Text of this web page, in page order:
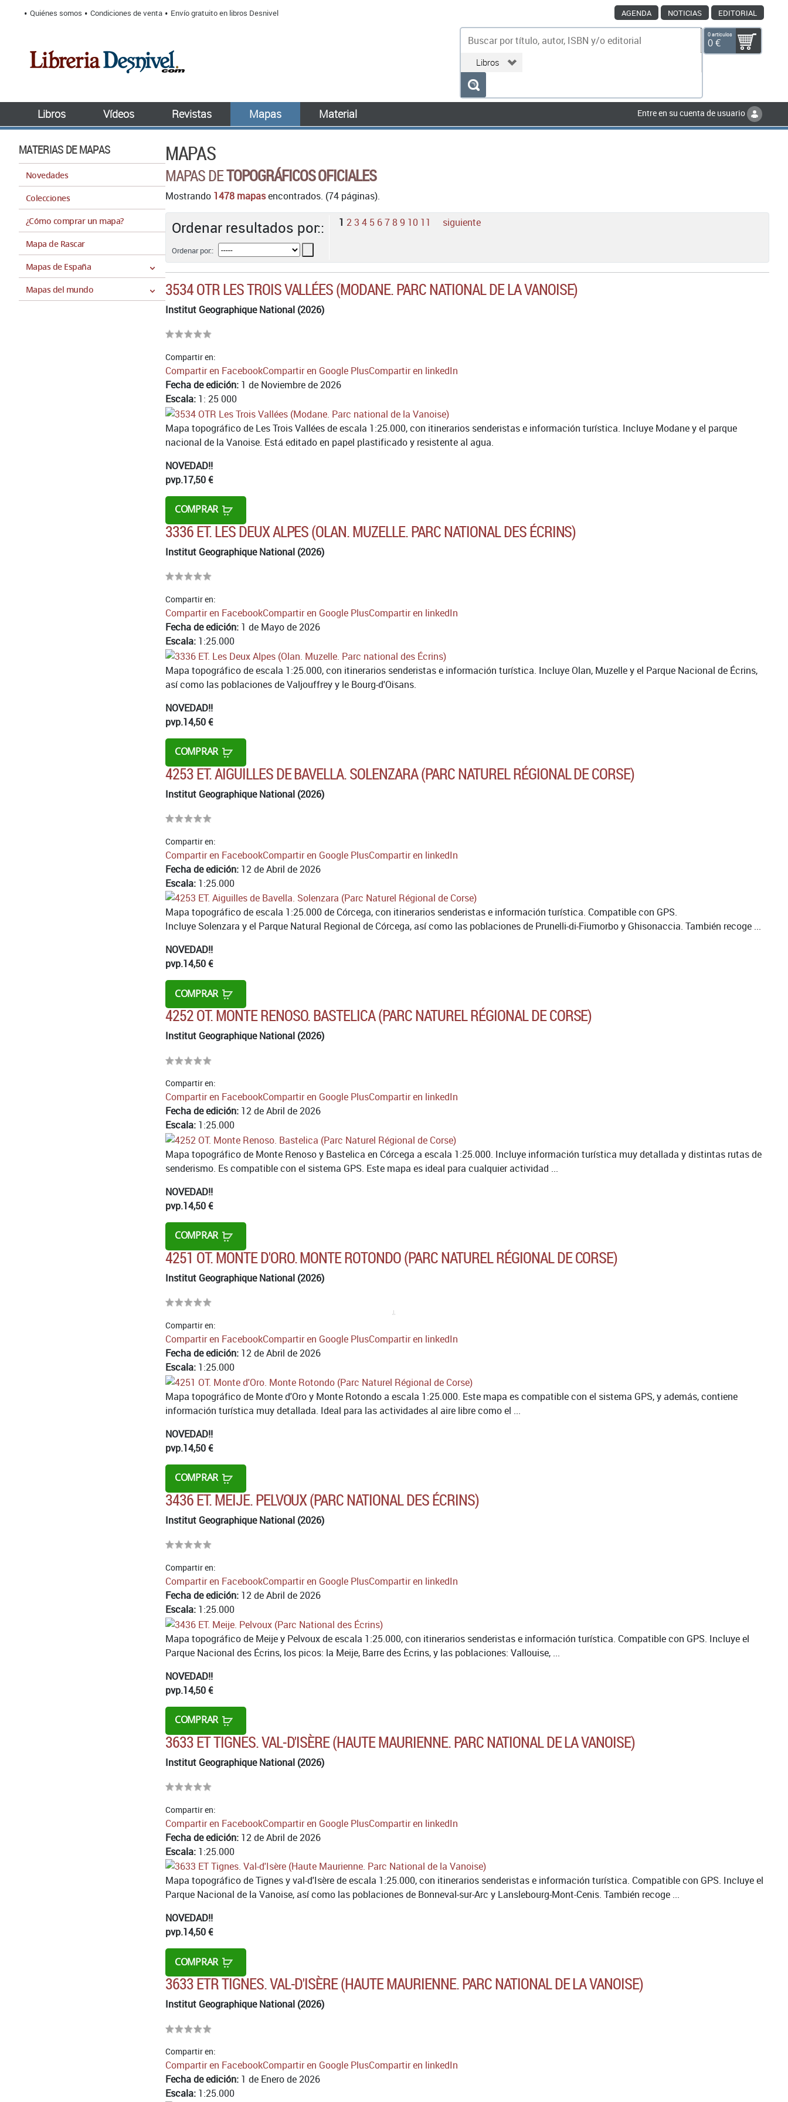
Quiénes somos Condiciones de venta Envío gratuito en libros Desnivel AGENDA NOTICIAS EDITORIAL
0 artículos
0 €
Libros Vídeos Revistas Mapas Material Entre en su cuenta de usuario
MATERIAS DE MAPAS
Novedades
Colecciones
¿Cómo comprar un mapa?
Mapa de Rascar
Mapas de España
Mapas del mundo
MAPAS
MAPAS DETOPOGRÁFICOS OFICIALES
Mostrando 1478 mapasencontrados. (74 páginas).
Ordenar resultados por::
Ordenar por::
1 23 4 5 6789 10 11 siguiente
3534 OTR LES TROIS VALLÉES (MODANE. PARC NATIONAL DE LA VANOISE)
Institut Geographique National (2026)
Compartir en:
Compartir en FacebookCompartir en Google PlusCompartir en linkedIn
Fecha de edición: 1 de Noviembre de 2026
Escala: 1: 25 000
Mapa topográfico de Les Trois Vallées de escala 1:25.000, con itinerarios senderistas e información turística. Incluye Modane y el parque
nacional de la Vanoise. Está editado en papel plastificado y resistente al agua.
NOVEDAD!!
pvp.17,50 €
COMPRAR
3336 ET. LES DEUX ALPES (OLAN. MUZELLE. PARC NATIONAL DES ÉCRINS)
Institut Geographique National (2026)
Compartir en:
Compartir en FacebookCompartir en Google PlusCompartir en linkedIn
Fecha de edición: 1 de Mayo de 2026
Escala: 1:25.000
Mapa topográfico de escala 1:25.000, con itinerarios senderistas e información turística. Incluye Olan, Muzelle y el Parque Nacional de Écrins,
así como las poblaciones de Valjouffrey y le Bourg-d'Oisans.
NOVEDAD!!
pvp.14,50 €
COMPRAR
4253 ET. AIGUILLES DE BAVELLA. SOLENZARA (PARC NATUREL RÉGIONAL DE CORSE)
Institut Geographique National (2026)
Compartir en:
Compartir en FacebookCompartir en Google PlusCompartir en linkedIn
Fecha de edición: 12 de Abril de 2026
Escala: 1:25.000
Mapa topográfico de escala 1:25.000 de Córcega, con itinerarios senderistas e información turística. Compatible con GPS.
Incluye Solenzara y el Parque Natural Regional de Córcega, así como las poblaciones de Prunelli-di-Fiumorbo y Ghisonaccia. También recoge ...
NOVEDAD!!
pvp.14,50 €
COMPRAR
4252 OT. MONTE RENOSO. BASTELICA (PARC NATUREL RÉGIONAL DE CORSE)
Institut Geographique National (2026)
Compartir en:
Compartir en FacebookCompartir en Google PlusCompartir en linkedIn
Fecha de edición: 12 de Abril de 2026
Escala: 1:25.000
Mapa topográfico de Monte Renoso y Bastelica en Córcega a escala 1:25.000. Incluye información turística muy detallada y distintas rutas de
senderismo. Es compatible con el sistema GPS. Este mapa es ideal para cualquier actividad ...
NOVEDAD!!
pvp.14,50 €
COMPRAR
4251 OT. MONTE D'ORO. MONTE ROTONDO (PARC NATUREL RÉGIONAL DE CORSE)
Institut Geographique National (2026)
Compartir en:
Compartir en FacebookCompartir en Google PlusCompartir en linkedIn
Fecha de edición: 12 de Abril de 2026
Escala: 1:25.000
Mapa topográfico de Monte d'Oro y Monte Rotondo a escala 1:25.000. Este mapa es compatible con el sistema GPS, y además, contiene
información turística muy detallada. Ideal para las actividades al aire libre como el ...
NOVEDAD!!
pvp.14,50 €
COMPRAR
3436 ET. MEIJE. PELVOUX (PARC NATIONAL DES ÉCRINS)
Institut Geographique National (2026)
Compartir en:
Compartir en FacebookCompartir en Google PlusCompartir en linkedIn
Fecha de edición: 12 de Abril de 2026
Escala: 1:25.000
Mapa topográfico de Meije y Pelvoux de escala 1:25.000, con itinerarios senderistas e información turística. Compatible con GPS. Incluye el
Parque Nacional des Écrins, los picos: la Meije, Barre des Ècrins, y las poblaciones: Vallouise, ...
NOVEDAD!!
pvp.14,50 €
COMPRAR
3633 ET TIGNES. VAL-D'ISÈRE (HAUTE MAURIENNE. PARC NATIONAL DE LA VANOISE)
Institut Geographique National (2026)
Compartir en:
Compartir en FacebookCompartir en Google PlusCompartir en linkedIn
Fecha de edición: 12 de Abril de 2026
Escala: 1:25.000
Mapa topográfico de Tignes y val-d'Isère de escala 1:25.000, con itinerarios senderistas e información turística. Compatible con GPS. Incluye el
Parque Nacional de la Vanoise, así como las poblaciones de Bonneval-sur-Arc y Lanslebourg-Mont-Cenis. También recoge ...
NOVEDAD!!
pvp.14,50 €
COMPRAR
3633 ETR TIGNES. VAL-D'ISÈRE (HAUTE MAURIENNE. PARC NATIONAL DE LA VANOISE)
Institut Geographique National (2026)
Compartir en:
Compartir en FacebookCompartir en Google PlusCompartir en linkedIn
Fecha de edición: 1 de Enero de 2026
Escala: 1:25.000